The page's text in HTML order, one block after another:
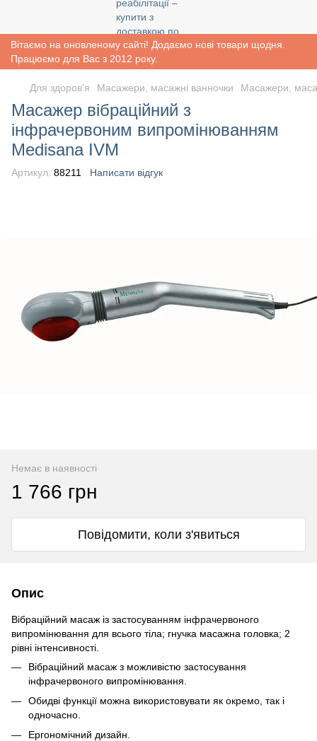
Вітаємо на оновленому сайті! Додаємо нові товари щодня.
Працюємо для Вас з 2012 року.
Для здоров'я Масажери, масажні ванночки Масажери,
Масажер вібраційний з
інфрачервоним випромінюванням
Medisana IVM
Артикул: 88211 Написати відгук
Немає в наявності
1 766 грн
Повідомити, коли з'явиться
Опис
Вібраційний масаж із застосуванням інфрачервоного
випромінювання для всього тіла; гнучка масажна головка; 2
рівні інтенсивності.
Вібраційний масаж з можливістю застосування
інфрачервоного випромінювання.
Обидві функції можна використовувати як окремо, так і
одночасно.
Ергономічний дизайн.